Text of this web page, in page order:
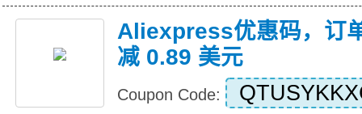
Aliexpress优惠码，订
减 0.89 美元
Coupon Code: